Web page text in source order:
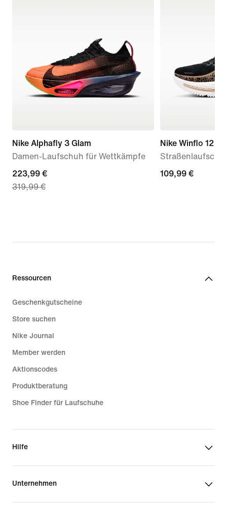
Nike Alphafly 3 Glam
Damen-Laufschuh für Wettkämpfe
current
price
319,99 €
223,99 €
319,99 €
Nike Winflo 12
109,99 €
109,99 €
Ressourcen
Geschenkgutscheine
Store suchen
Nike Journal
Member werden
Aktionscodes
Produktberatung
Shoe Finder für Laufschuhe
Hilfe
Unternehmen